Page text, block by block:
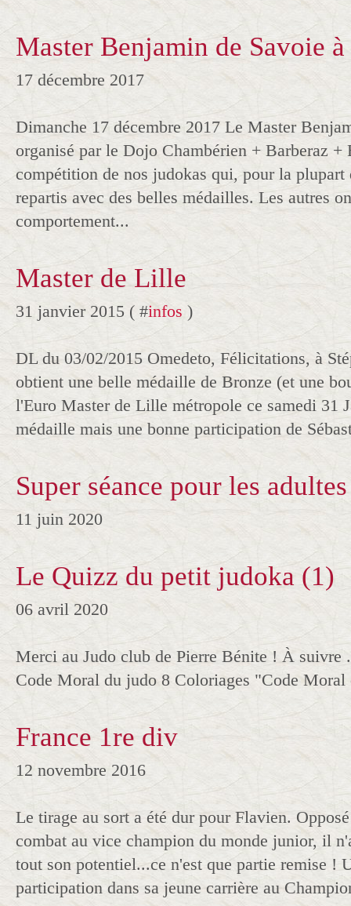
Master Benjamin de Savoie
17 décembre 2017
Dimanche 17 décembre 2017 Le Master
organisé par le Dojo Chambérien + Barberaz
compétition de nos judokas qui, pour la plupart
repartis avec des belles médailles. Les autres
comportement...
Master de Lille
31 janvier 2015 ( #infos )
DL du 03/02/2015 Omedeto, Félicitations, à
obtient une belle médaille de Bronze (et une
l'Euro Master de Lille métropole ce samedi 31
médaille mais une bonne participation de
Super séance pour les
11 juin 2020
Le Quizz du petit judoka (1)
06 avril 2020
Merci au Judo club de Pierre Bénite ! À suivre
Code Moral du judo 8 Coloriages "Code
France 1re div
12 novembre 2016
Le tirage au sort a été dur pour Flavien.
combat au vice champion du monde junior, il
tout son potentiel...ce n'est que partie remise !
participation dans sa jeune carrière au